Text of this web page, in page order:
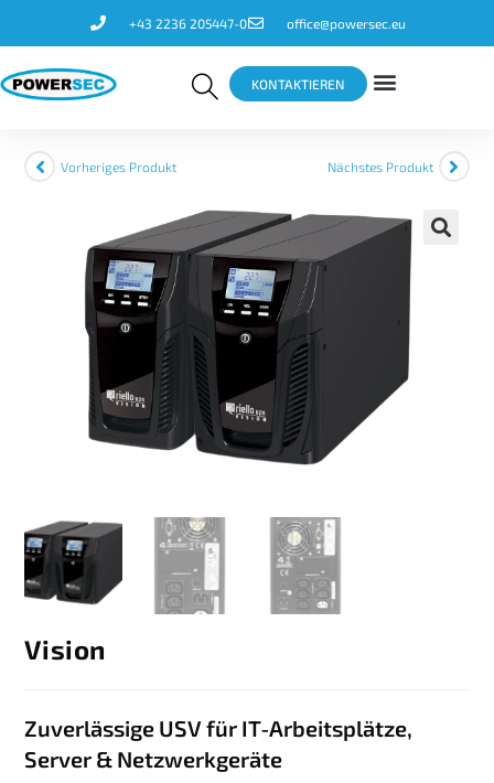
+43 2236 205447-0 office@powersec.eu
KONTAKTIEREN
Vorheriges Produkt Nächstes Produkt
Vision
Zuverlässige USV für IT‑Arbeitsplätze,
Server & Netzwerkgeräte